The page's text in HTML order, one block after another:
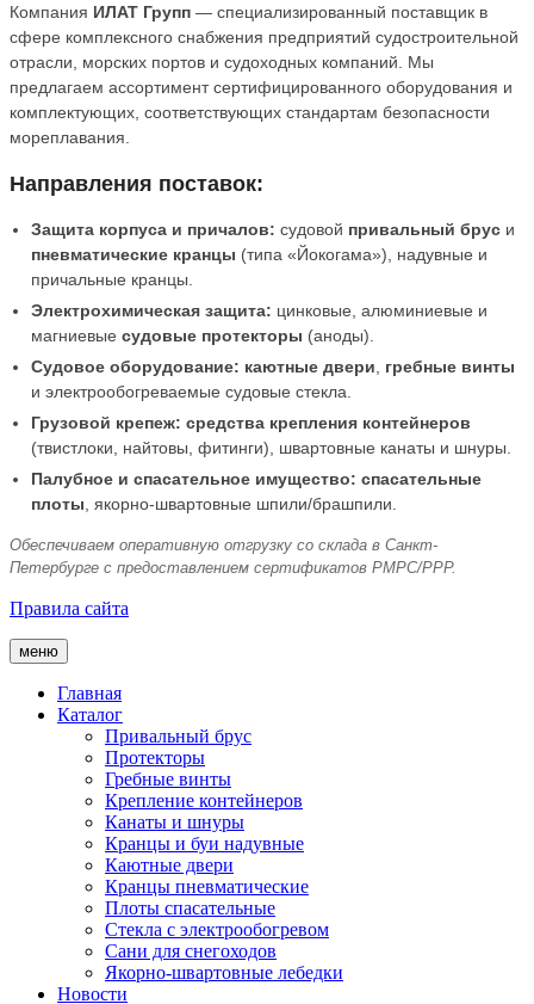
Компания ИЛАТ Групп — специализированный поставщик в
сфере комплексного снабжения предприятий судостроительной
отрасли, морских портов и судоходных компаний. Мы
предлагаем ассортимент сертифицированного оборудования и
комплектующих, соответствующих стандартам безопасности
мореплавания.
Направления поставок:
Защита корпуса и причалов: судовой привальный брус и
пневматические кранцы (типа «Йокогама»), надувные и
причальные кранцы.
Электрохимическая защита: цинковые, алюминиевые и
магниевые судовые протекторы (аноды).
Судовое оборудование: каютные двери
гребные винты
и электрообогреваемые судовые стекла.
Грузовой крепеж: средства крепления контейнеров
(твистлоки, найтовы, фитинги), швартовные канаты и шнуры.
Палубное и спасательное имущество: спасательные
плоты , якорно-швартовные шпили/брашпили.
Обеспечиваем оперативную отгрузку со склада в Санкт-
Петербурге с предоставлением сертификатов РМРС/РРР.
Правила сайта
меню
Главная
Каталог
Привальный брус
Протекторы
Гребные винты
Крепление контейнеров
Канаты и шнуры
Кранцы и буи надувные
Каютные двери
Кранцы пневматические
Плоты спасательные
Стекла с электрообогревом
Сани для снегоходов
Якорно-швартовные лебедки
Новости